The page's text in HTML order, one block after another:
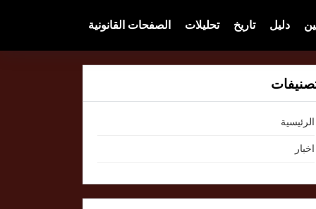
دليل تاريخ تحليلات الصفحات القانونية
الرئيسية
اخبار